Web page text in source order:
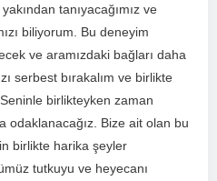
tanıyacağımız ve
biliyorum. Bu deneyim
ve aramızdaki bağları daha
serbest bırakalım ve birlikte
birlikteyken zaman
odaklanacağız. Bize ait olan bu
birlikte harika şeyler
tutkuyu ve heyecanı